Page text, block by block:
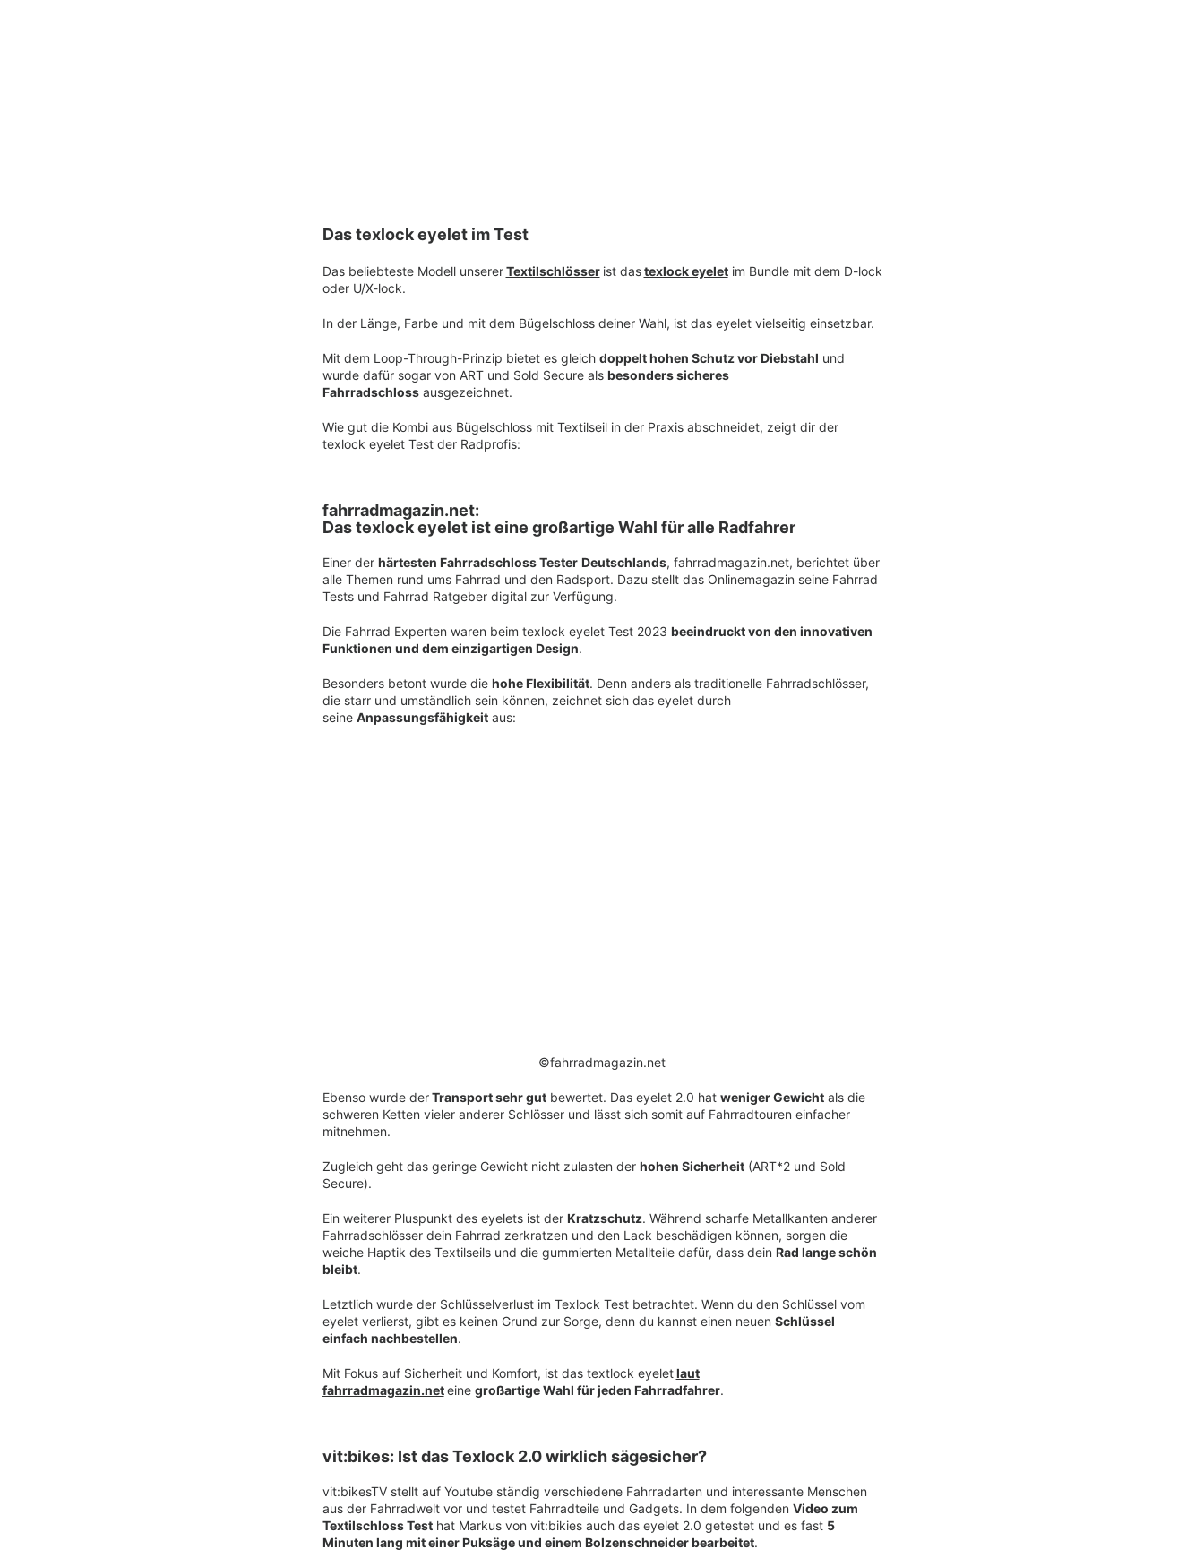
Das texlock eyelet im Test
Das beliebteste Modell unserer Textilschlösser ist das texlock eyeletim Bundle mit dem D-lock
oder U/X-lock.
In der Länge, Farbe und mit dem Bügelschloss deiner Wahl, ist das eyelet vielseitig einsetzbar.
Mit dem Loop-Through-Prinzip bietet es gleich doppelt hohen Schutz vor Diebstahl und
wurde dafür sogar von ART und Sold Secure als besonders sicheres
Fahrradschlossausgezeichnet.
Wie gut die Kombi aus Bügelschloss mit Textilseil in der Praxis abschneidet, zeigt dir der
texlock eyelet Test der Radprofis:
fahrradmagazin.net:
Das texlock eyelet ist eine großartige Wahl für alle Radfahrer
Einer der härtesten Fahrradschloss Tester Deutschlands, fahrradmagazin.net, berichtet über
alle Themen rund ums Fahrrad und den Radsport. Dazu stellt das Onlinemagazin seine Fahrrad
Tests und Fahrrad Ratgeber digital zur Verfügung.
Die Fahrrad Experten waren beim texlock eyelet Test 2023 beeindruckt von den innovativen
Funktionen und dem einzigartigen Design.
Besonders betont wurde die hohe Flexibilität. Denn anders als traditionelle Fahrradschlösser,
die starr und umständlich sein können, zeichnet sich das eyelet durch
seine Anpassungsfähigkeitaus:
©fahrradmagazin.net
Ebenso wurde derTransport sehr gutbewertet. Das eyelet 2.0 hat weniger Gewichtals die
schweren Ketten vieler anderer Schlösser und lässt sich somit auf Fahrradtouren einfacher
mitnehmen.
Zugleich geht das geringe Gewicht nicht zulasten der hohen Sicherheit(ART*2 und Sold
Secure).
Ein weiterer Pluspunkt des eyelets ist der Kratzschutz. Während scharfe Metallkanten anderer
Fahrradschlösser dein Fahrrad zerkratzen und den Lack beschädigen können, sorgen die
weiche Haptik des Textilseils und die gummierten Metallteile dafür, dass dein Rad lange schön
bleibt.
Letztlich wurde der Schlüsselverlust im Texlock Test betrachtet. Wenn du den Schlüssel vom
eyelet verlierst, gibt es keinen Grund zur Sorge, denn du kannst einen neuen Schlüssel
einfach nachbestellen.
Mit Fokus auf Sicherheit und Komfort, ist das textlock eyelet laut
fahrradmagazin.net eine großartige Wahl für jeden Fahrradfahrer.
vit:bikes: Ist das Texlock 2.0 wirklich sägesicher?
vit:bikesTV stellt auf Youtube ständig verschiedene Fahrradarten und interessante Menschen
aus der Fahrradwelt vor und testet Fahrradteile und Gadgets. In dem folgenden Video zum
Textilschloss Testhat Markus von vit:bikies auch das eyelet 2.0 getestet und es fast 5
Minuten lang mit einer Puksäge und einem Bolzenschneider bearbeitet.